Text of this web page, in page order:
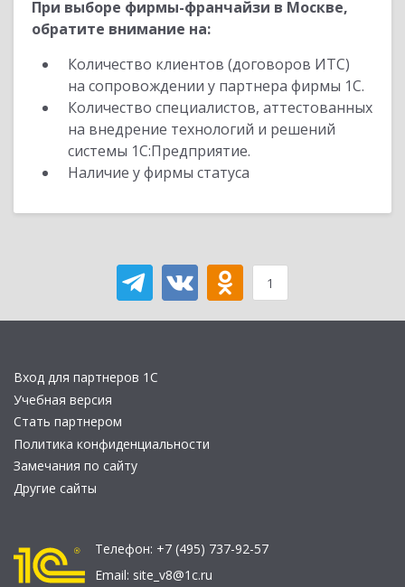
При выборе фирмы-франчайзи в Москве,
обратите внимание на:
Количество клиентов (договоров ИТС)
на сопровождении у партнера фирмы 1С.
Количество специалистов, аттестованных
на внедрение технологий и решений
системы 1С:Предприятие.
Наличие у фирмы статуса
1
Вход для партнеров 1С
Учебная версия
Стать партнером
Политика конфиденциальности
Замечания по сайту
Другие сайты
Телефон: +7 (495) 737-92-57
Email: site_v8@1c.ru